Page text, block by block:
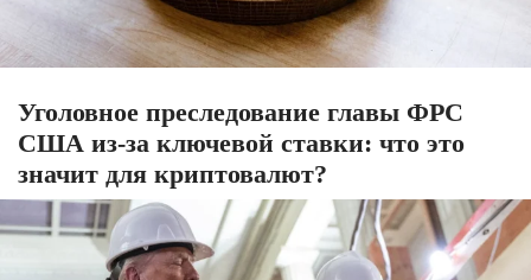
Уголовное преследование главы ФРС
США из-за ключевой ставки: что это
значит для криптовалют?